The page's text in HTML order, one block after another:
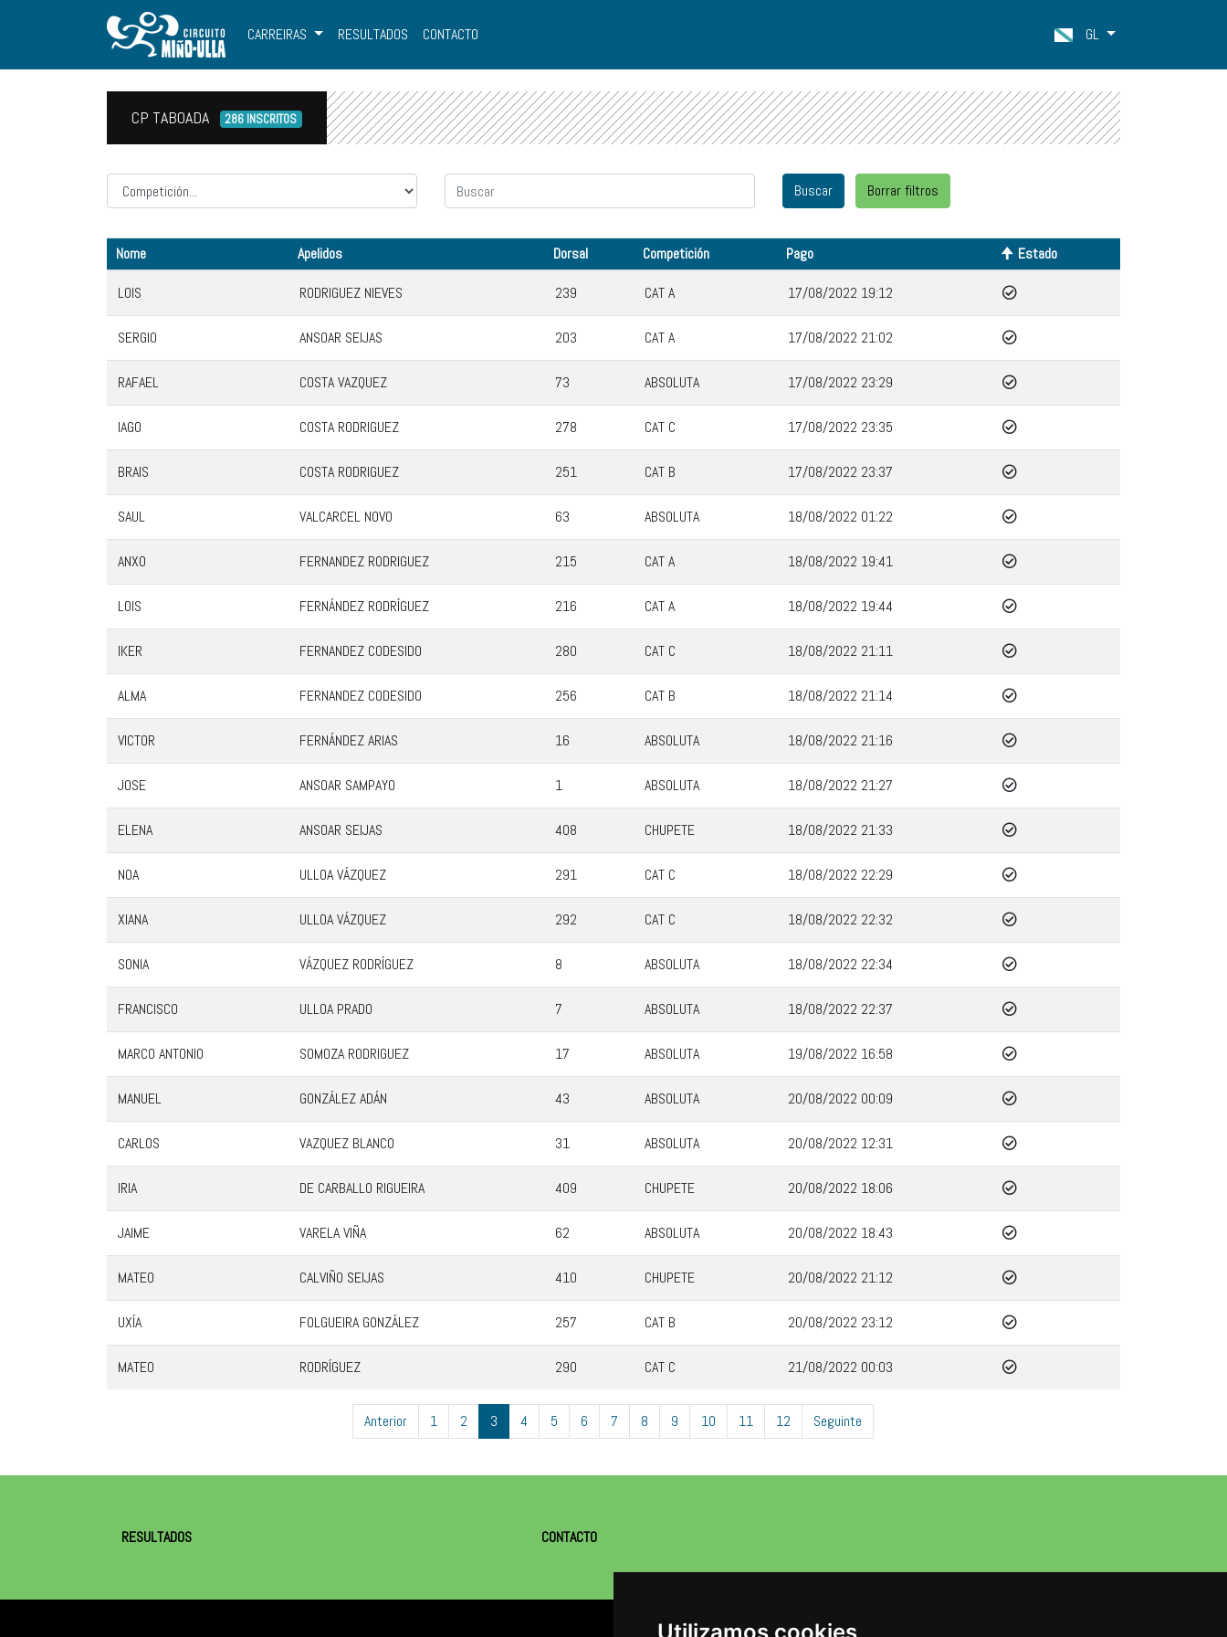
CARREIRAS RESULTADOS CONTACTO GL
CP TABOADA 286 INSCRITOS
Competicion
Nome Apelidos Dorsal Competición Pago Estado
LOIS RODRIGUEZ NIEVES 239 CAT A 17/08/2022 19:12
SERGIO ANSOAR SEIJAS 203 CAT A 17/08/2022 21:02
RAFAEL COSTA VAZQUEZ 73 ABSOLUTA 17/08/2022 23:29
IAGO COSTA RODRIGUEZ 278 CAT C 17/08/2022 23:35
BRAIS COSTA RODRIGUEZ 251 CAT B 17/08/2022 23:37
SAUL VALCARCEL NOVO 63 ABSOLUTA 18/08/2022 01:22
ANXO FERNANDEZ RODRIGUEZ 215 CAT A 18/08/2022 19:41
LOIS FERNÁNDEZ RODRÍGUEZ 216 CAT A 18/08/2022 19:44
IKER FERNANDEZ CODESIDO 280 CAT C 18/08/2022 21:11
ALMA FERNANDEZ CODESIDO 256 CAT B 18/08/2022 21:14
VICTOR FERNÁNDEZ ARIAS 16 ABSOLUTA 18/08/2022 21:16
JOSE ANSOAR SAMPAYO 1 ABSOLUTA 18/08/2022 21:27
ELENA ANSOAR SEIJAS 408 CHUPETE 18/08/2022 21:33
NOA ULLOA VÁZQUEZ 291 CAT C 18/08/2022 22:29
XIANA ULLOA VÁZQUEZ 292 CAT C 18/08/2022 22:32
SONIA VÁZQUEZ RODRÍGUEZ 8 ABSOLUTA 18/08/2022 22:34
FRANCISCO ULLOA PRADO 7 ABSOLUTA 18/08/2022 22:37
MARCO ANTONIO SOMOZA RODRIGUEZ 17 ABSOLUTA 19/08/2022 16:58
MANUEL GONZÁLEZ ADÁN 43 ABSOLUTA 20/08/2022 00:09
CARLOS VAZQUEZ BLANCO 31 ABSOLUTA 20/08/2022 12:31
IRIA DE CARBALLO RIGUEIRA 409 CHUPETE 20/08/2022 18:06
JAIME VARELA VIÑA 62 ABSOLUTA 20/08/2022 18:43
MATEO CALVIÑO SEIJAS 410 CHUPETE 20/08/2022 21:12
UXÍA FOLGUEIRA GONZÁLEZ 257 CAT B 20/08/2022 23:12
MATEO RODRÍGUEZ 290 CAT C 21/08/2022 00:03
Anterior 1 2 3 4 5 6 7 8 9 10 11 12 Seguinte
RESULTADOS CONTACTO